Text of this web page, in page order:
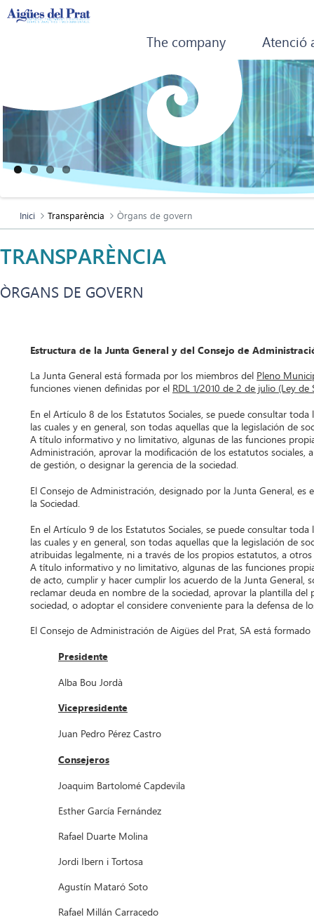
The company Atenció
Inici Transparència Òrgans de govern
TRANSPARÈNCIA
ÒRGANS DE GOVERN
Estructura de la Junta General y del Consejo de
La Junta General está formada por los miembros del Pleno
funciones vienen definidas por el RDL 1/2010 de 2 de julio (Ley de
En el Artículo 8 de los Estatutos Sociales, se puede consultar
las cuales y en general, son todas aquellas que la legislación de
A título informativo y no limitativo, algunas de las funciones
Administración, aprovar la modificación de los estatutos
de gestión, o designar la gerencia de la sociedad.
El Consejo de Administración, designado por la Junta General,
la Sociedad.
En el Artículo 9 de los Estatutos Sociales, se puede consultar
las cuales y en general, son todas aquellas que la legislación de
atribuidas legalmente, ni a través de los propios estatutos, a
A título informativo y no limitativo, algunas de las funciones
de acto, cumplir y hacer cumplir los acuerdo de la Junta General,
reclamar deuda en nombre de la sociedad, aprovar la plantilla
sociedad, o adoptar el considere conveniente para la defensa de
El Consejo de Administración de Aigües del Prat, SA está
Presidente
Alba Bou Jordà
Vicepresidente
Juan Pedro Pérez Castro
Consejeros
Joaquim Bartolomé Capdevila
Esther García Fernández
Rafael Duarte Molina
Jordi Ibern i Tortosa
Agustín Mataró Soto
Rafael Millán Carracedo